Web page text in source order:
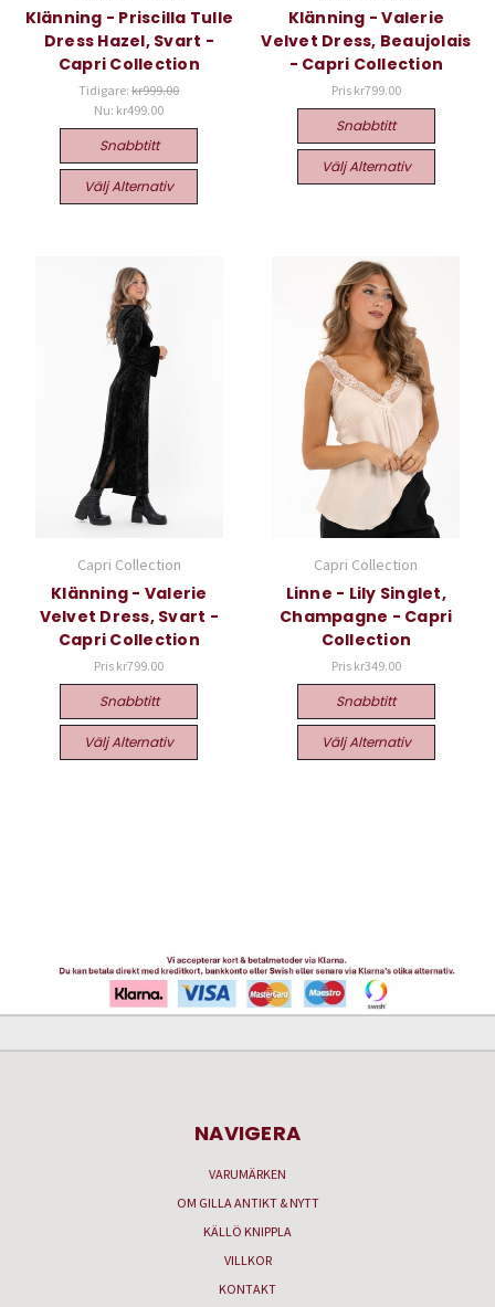
Klänning - Priscilla Tulle
Dress Hazel, Svart -
Capri Collection
Tidigare:kr999.00
Nu: kr499.00
Snabbtitt
Välj Alternativ
Klänning - Valerie
Velvet Dress, Beaujolais
- Capri Collection
Pris kr799.00
Snabbtitt
Välj Alternativ
Capri Collection
Klänning - Valerie
Velvet Dress, Svart -
Capri Collection
Pris kr799.00
Snabbtitt
Välj Alternativ
Capri Collection
Linne - Lily Singlet,
Champagne - Capri
Collection
Pris kr349.00
Snabbtitt
Välj Alternativ
NAVIGERA
VARUMÄRKEN
OM GILLA ANTIKT & NYTT
KÄLLÖ KNIPPLA
VILLKOR
KONTAKT